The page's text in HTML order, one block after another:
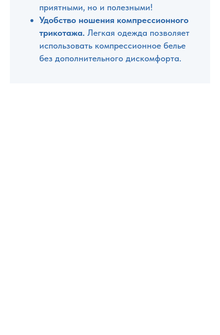
приятными, но и полезными!
Удобство ношения компрессионного
трикотажа. Легкая одежда позволяет
использовать компрессионное белье
без дополнительного дискомфорта.